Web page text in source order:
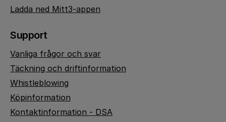
Ladda ned Mitt3-appen
Support
Vanliga frågor och svar
Täckning och driftinformation
Whistleblowing
Köpinformation
Kontaktinformation - DSA